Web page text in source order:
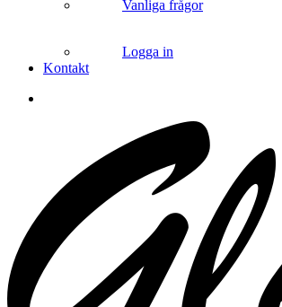
Vanliga frågor
Logga in
Kontakt